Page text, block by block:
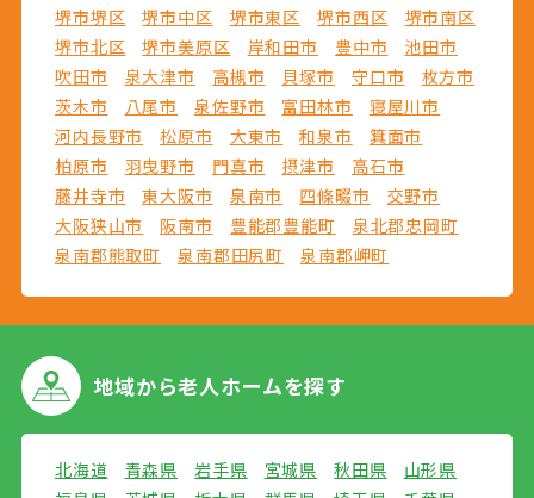
堺市堺区
堺市中区 堺市東区 堺市西区
堺市南区
堺市北区
堺市美原区 岸和田市 豊中市
池田市
吹田市
泉大津市 高槻市 貝塚市 守口市
枚方市
茨木市
八尾市 泉佐野市 富田林市
寝屋川市
河内長野市
松原市 大東市 和泉市
箕面市
柏原市
羽曳野市 門真市 摂津市
高石市
藤井寺市
東大阪市 泉南市 四條畷市
交野市
大阪狭山市
阪南市 豊能郡豊能町
泉北郡忠岡町
泉南郡熊取町
泉南郡田尻町 泉南郡岬町
地域から老人ホームを探す
北海道 青森県 岩手県 宮城県 秋田県
山形県